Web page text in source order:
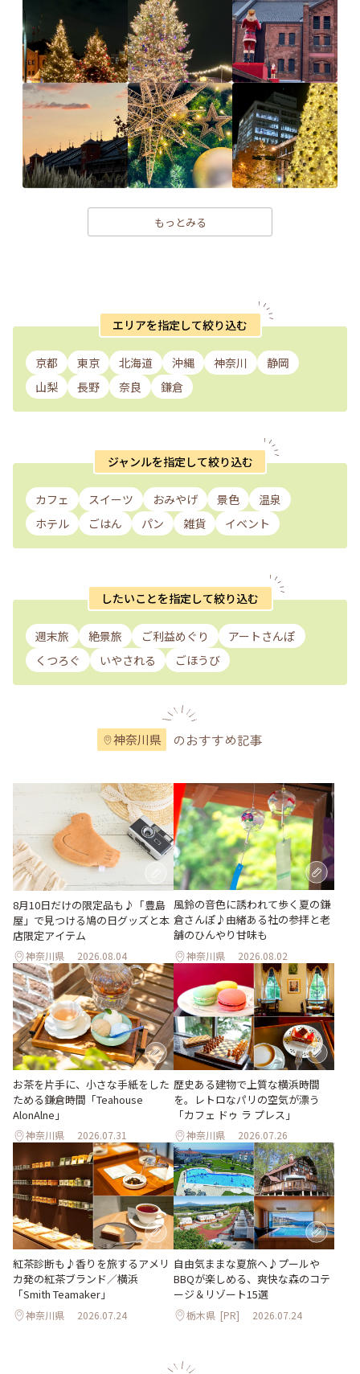
もっとみる
エリアを指定して絞り込む
京都 東京 北海道 沖縄 神奈川
静岡
山梨
長野 奈良 鎌倉
ジャンルを指定して絞り込む
カフェ スイーツ おみやげ 景色
温泉
ホテル
ごはん パン 雑貨 イベント
したいことを指定して絞り込む
週末旅 絶景旅 ご利益めぐり
アートさんぽ
くつろぐ
いやされる ごほうび
神奈川県 のおすすめ記事
8月10日だけの限定品も♪「豊島
屋」で見つける鳩の日グッズと本
店限定アイテム
神奈川県 2026.08.04
風鈴の音色に誘われて歩く夏の鎌
倉さんぽ♪由緒ある社の参拝と老
舗のひんやり甘味も
神奈川県 2026.08.02
お茶を片手に、小さな手紙をした
ためる鎌倉時間「Teahouse
AlonAlne」
神奈川県 2026.07.31
歴史ある建物で上質な横浜時間
を。レトロなパリの空気が漂う
「カフェ ドゥ ラ プレス」
神奈川県 2026.07.26
紅茶診断も♪香りを旅するアメリ
カ発の紅茶ブランド／横浜
「Smith Teamaker」
神奈川県 2026.07.24
自由気ままな夏旅へ♪プールや
BBQが楽しめる、爽快な森のコテ
ージ＆リゾート15選
栃木県 [PR] 2026.07.24